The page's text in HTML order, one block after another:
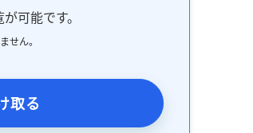
可能です。
せん。
取る